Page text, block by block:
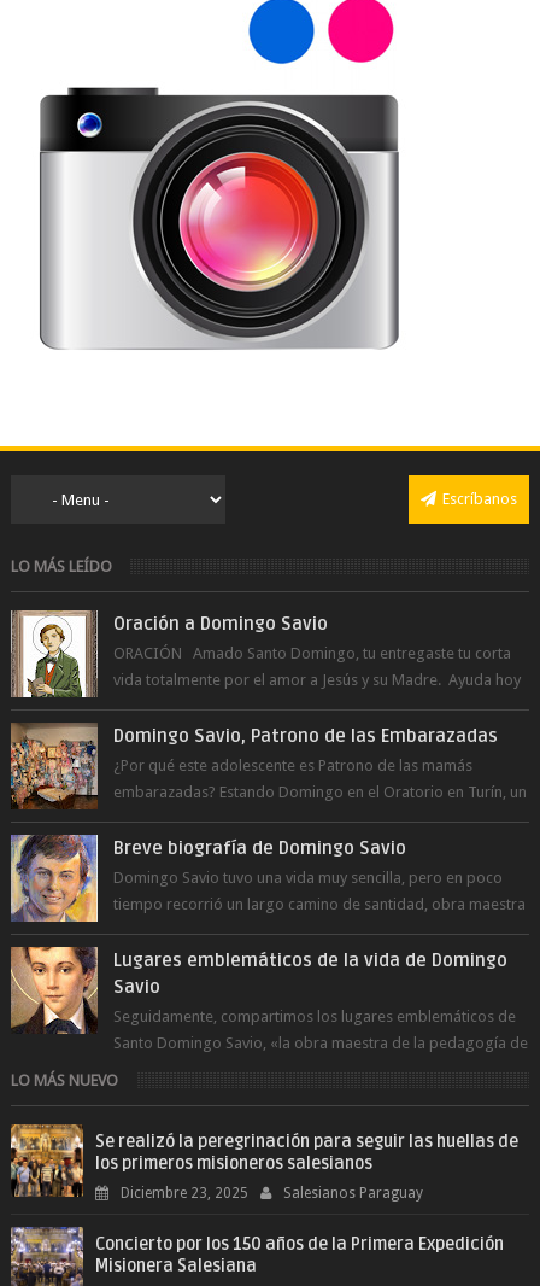
Escríbanos
LO MÁS LEÍDO
Oración a Domingo Savio
ORACIÓN Amado Santo Domingo, tu entregaste tu corta
vida totalmente por el amor a Jesús y su Madre. Ayuda hoy
a la juventud para ...
Domingo Savio, Patrono de las Embarazadas
¿Por qué este adolescente es Patrono de las mamás
embarazadas? Estando Domingo en el Oratorio en Turín, un
día le pide a Don Bosco...
Breve biografía de Domingo Savio
Domingo Savio tuvo una vida muy sencilla, pero en poco
tiempo recorrió un largo camino de santidad, obra maestra
del Espíritu Santo y fr...
Lugares emblemáticos de la vida de Domingo
Savio
Seguidamente, compartimos los lugares emblemáticos de
Santo Domingo Savio, «la obra maestra de la pedagogía de
Don Bosco». San Giovann...
LO MÁS NUEVO
Se realizó la peregrinación para seguir las huellas de
los primeros misioneros salesianos
Diciembre 23, 2025 Salesianos Paraguay
Concierto por los 150 años de la Primera Expedición
Misionera Salesiana